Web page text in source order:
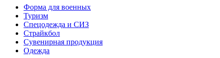
Форма для военных
Туризм
Спецодежда и СИЗ
Страйкбол
Сувенирная продукция
Одежда